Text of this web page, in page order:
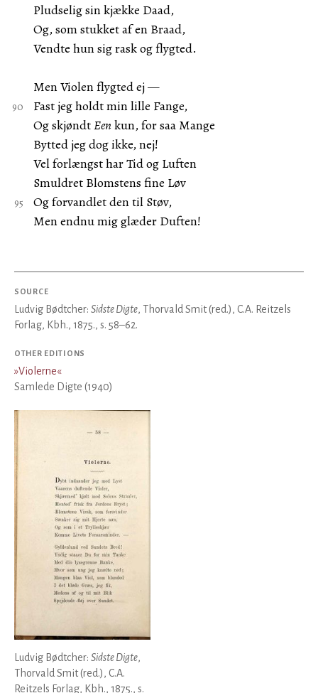
Pludselig sin kjække Daad,
Og, som stukket af en Braad,
Vendte hun sig rask og flygted.
Men Violen flygted ej —
Fast jeg holdt min lille Fange,
Og skjøndtEen kun, for saa Mange
Bytted jeg dog ikke, nej!
Vel forlængst har Tid og Luften
Smuldret Blomstens fine Løv
Og forvandlet den til Støv,
Men endnu mig glæder Duften!
SOURCE
Ludvig Bødtcher: Sidste Digte, Thorvald Smit (red.), C.A. Reitzels
Forlag, Kbh., 1875., s. 58–62.
OTHER EDITIONS
»Violerne«
Samlede Digte (1940)
Ludvig Bødtcher: Sidste Digte,
Thorvald Smit (red.), C.A.
Reitzels Forlag, Kbh., 1875., s.